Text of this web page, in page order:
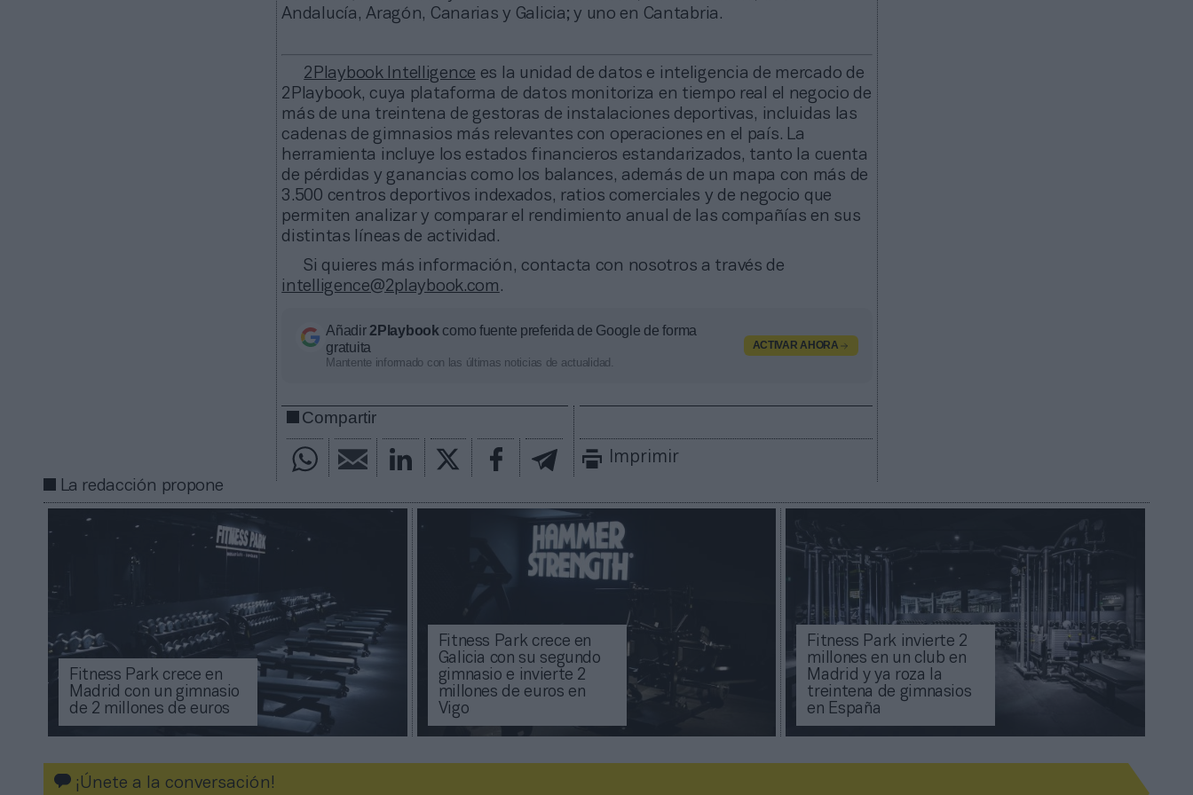
Andalucía, Aragón, Canarias y Galicia; y uno en Cantabria.
2Playbook Intelligence es la unidad de datos e inteligencia de mercado de
2Playbook, cuya plataforma de datos monitoriza en tiempo real el negocio de
más de una treintena de gestoras de instalaciones deportivas, incluidas las
cadenas de gimnasios más relevantes con operaciones en el país. La
herramienta incluye los estados financieros estandarizados, tanto la cuenta
de pérdidas y ganancias como los balances, además de un mapa con más de
3.500 centros deportivos indexados, ratios comerciales y de negocio que
permiten analizar y comparar el rendimiento anual de las compañías en sus
distintas líneas de actividad.
Si quieres más información, contacta con nosotros a través de
intelligence@2playbook.com .
Añadir2Playbook como fuente preferida de Google de forma
gratuita
Mantente informado con las últimas noticias de actualidad.
ACTIVAR AHORA
Compartir
Imprimir
La redacción propone
Fitness Park crece en
Madrid con un gimnasio
de 2 millones de euros
Fitness Park crece en
Galicia con su segundo
gimnasio e invierte 2
millones de euros en
Vigo
Fitness Park invierte 2
millones en un club en
Madrid y ya roza la
treintena de gimnasios
en España
¡Únete a la conversación!